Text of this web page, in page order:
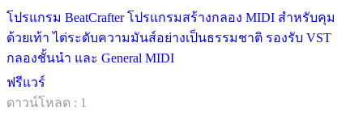
โปรแกรม BeatCrafter โปรแกรมสร้างกลอง MIDI สำหรับคุม
ด้วยเท้า ไต่ระดับความมันส์อย่างเป็นธรรมชาติ รองรับ VST
กลองชั้นนำ และ General MIDI
ฟรีแวร์
ดาวน์โหลด : 1